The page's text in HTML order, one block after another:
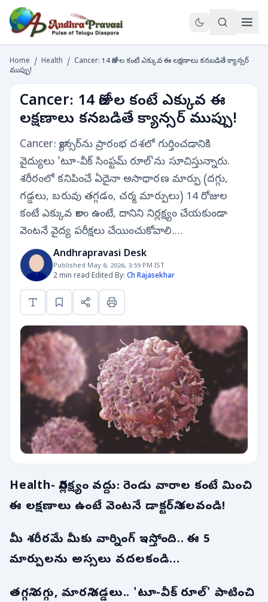
Home / Health / Cancer: 14 రోజుల కంటే ఎక్కువ ఈ లక్షణాలు కనబడితే క్యాన్సర్
ముప్పు!
Cancer: 14 రోజుల కంటే ఎక్కువ ఈ
లక్షణాలు కనబడితే క్యాన్సర్ ముప్పు!
Cancer: క్యాన్సర్‌ను ప్రారంభ దశలో గుర్తించడానికి
వైద్యులు 'టూ-వీక్ సింప్టమ్ రూల్'ను సూచిస్తున్నారు.
శరీరంలో కనిపించే ఏదైనా అసాధారణ మార్పు (దగ్గు,
గడ్డలు, బరువు తగ్గడం, చర్మ మార్పులు) 14 రోజుల
కంటే ఎక్కువ కాలం ఉంటే, దానిని నిర్లక్ష్యం చేయకుండా
వెంటనే వైద్య పరీక్షలు చేయించుకోవాలి.…
Andhrapravasi Desk
Published May 8, 2026, 3:59 PM IST
2 min read·Edited By: Ch Rajasekhar
Health- నిర్లక్ష్యం వద్దు: రెండు వారాల కంటే మించి
ఈ లక్షణాలు ఉంటే వెంటనే డాక్టర్‌ని కలవండి!
మీ శరీరమే మీకు వార్నింగ్ ఇస్తోంది.. ఈ 5
మార్పులను అస్సలు వదలకండి…
తగ్గని దగ్గు, మారని గడ్డలు.. 'టూ-వీక్ రూల్' పాటించి